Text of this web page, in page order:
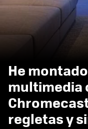
He
multimedia
regletas y